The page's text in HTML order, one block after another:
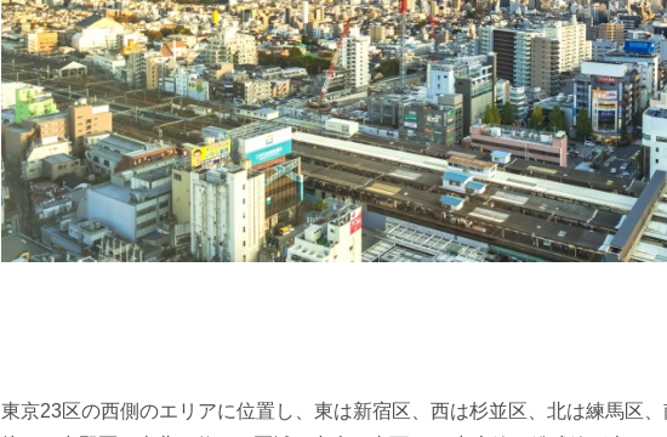
東京23区の西側のエリアに位置し、東は新宿区、西は杉並区、北は練馬区